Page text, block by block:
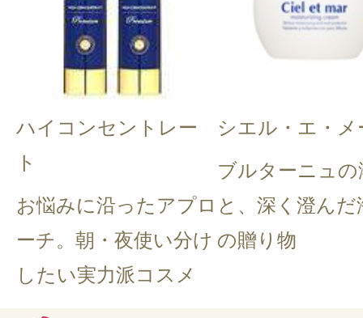
ハイコンセントレー
ト
お悩みに沿ったアプロ
ーチ。朝・夜使い分け
したい実力派コスメ
シエル・エ・メ
ブルターニュの
と、深く澄んだ
の贈り物